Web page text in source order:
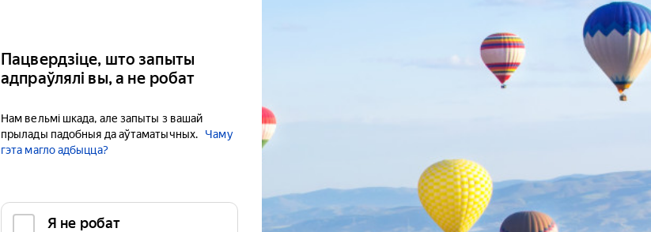
Пацвердзіце, што запыты
адпраўлялі вы, а не робат
Нам вельмі шкада, але запыты з вашай
прылады падобныя да аўтаматычных.
Чаму
гэта магло адбыцца?
Я не робат